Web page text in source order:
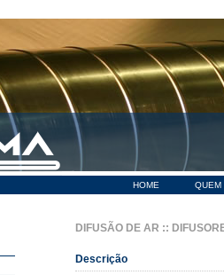
QUEM
HOME
DIFUSÃO DE AR ::
Descrição